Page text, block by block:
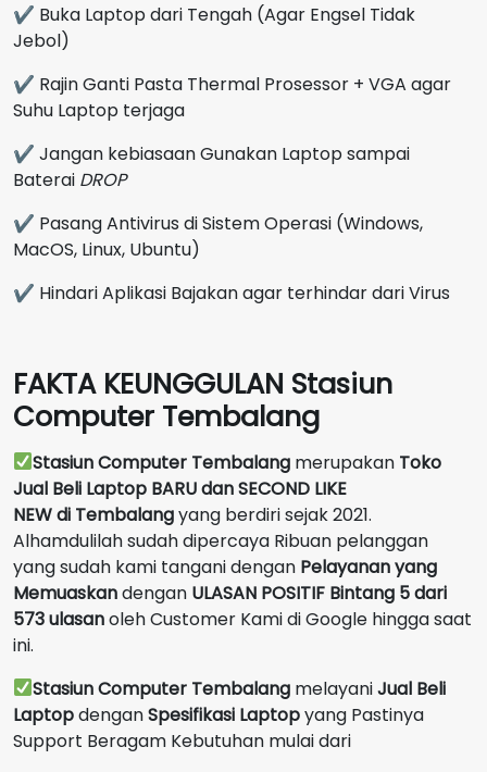
✔ Buka Laptop dari Tengah (Agar Engsel Tidak
Jebol)
✔ Rajin Ganti Pasta Thermal Prosessor + VGA agar
Suhu Laptop terjaga
✔ Jangan kebiasaan Gunakan Laptop sampai
Baterai DROP
✔ Pasang Antivirus di Sistem Operasi (Windows,
MacOS, Linux, Ubuntu)
✔ Hindari Aplikasi Bajakan agar terhindar dari Virus
FAKTA KEUNGGULAN Stasiun
Computer Tembalang
Stasiun Computer Tembalang merupakan Toko
Jual Beli Laptop BARU dan SECOND LIKE
NEWdi Tembalangyang berdiri sejak 2021.
Alhamdulilah sudah dipercaya Ribuan pelanggan
yang sudah kami tangani dengan Pelayanan yang
Memuaskandengan ULASAN POSITIF Bintang 5 dari
573 ulasanoleh Customer Kami di Google hingga saat
ini.
Stasiun Computer Tembalang melayaniJual Beli
LaptopdenganSpesifikasi Laptopyang Pastinya
Support Beragam Kebutuhan mulai dari